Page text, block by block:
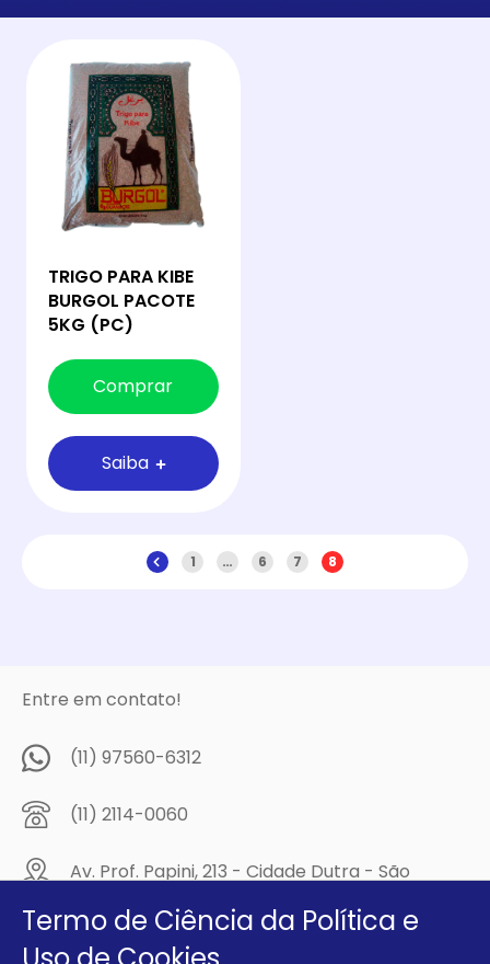
TRIGO PARA KIBE
BURGOL PACOTE
5KG (PC)
Comprar
Saiba
1 … 6 7 8
Entre em contato!
(11) 97560-6312
(11) 2114-0060
Av. Prof. Papini, 213 - Cidade Dutra - São
Compre na
Termo de Ciência da Política e